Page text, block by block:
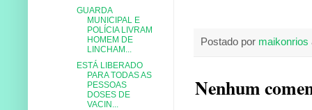
Postado por maikonrios
Nenhum
GUARDA
MUNICIPAL E
POLÍCIA LIVRAM
HOMEM DE
LINCHAM...
ESTÁ LIBERADO
PARA TODAS AS
PESSOAS
DOSES DE
VACIN...